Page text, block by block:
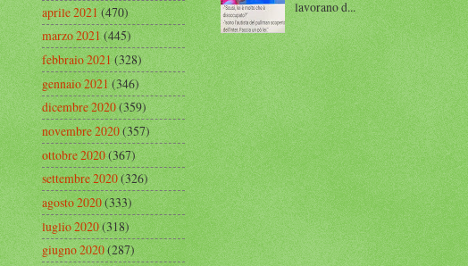
lavorano d...
aprile 2021(470)
marzo 2021(445)
febbraio 2021(328)
gennaio 2021(346)
dicembre 2020(359)
novembre 2020(357)
ottobre 2020(367)
settembre 2020(326)
agosto 2020(333)
luglio 2020(318)
giugno 2020(287)